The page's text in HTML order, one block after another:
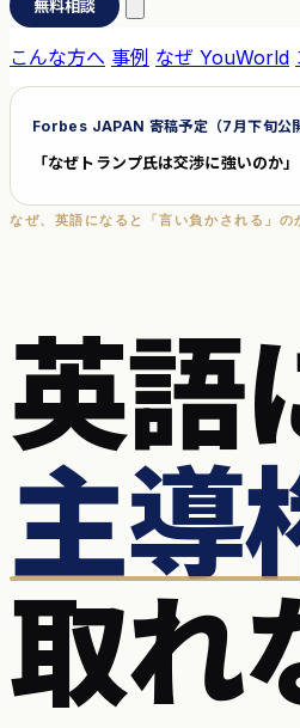
無料相談
こんな方へ 事例 なぜ YouWorld
Forbes JAPAN 寄稿予定（7月下旬公
「なぜトランプ氏は交渉に強いのか」
なぜ、英語になると「言い負かされる」の
英語
主導
取れ